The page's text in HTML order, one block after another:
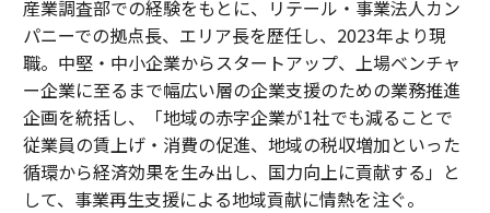
産業調査部での経験をもとに、リテール・事業法人カン
パニーでの拠点長、エリア長を歴任し、2023年より現
職。中堅・中小企業からスタートアップ、上場ベンチャ
ー企業に至るまで幅広い層の企業支援のための業務推進
企画を統括し、「地域の赤字企業が1社でも減ることで
従業員の賃上げ・消費の促進、地域の税収増加といった
循環から経済効果を生み出し、国力向上に貢献する」と
して、事業再生支援による地域貢献に情熱を注ぐ。